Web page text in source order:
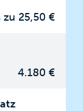
zu 25,50 €
4.180 €